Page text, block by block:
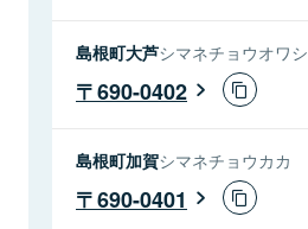
島根町大芦シマネチョウオワシ
690-0402
島根町加賀シマネチョウカカ
690-0401